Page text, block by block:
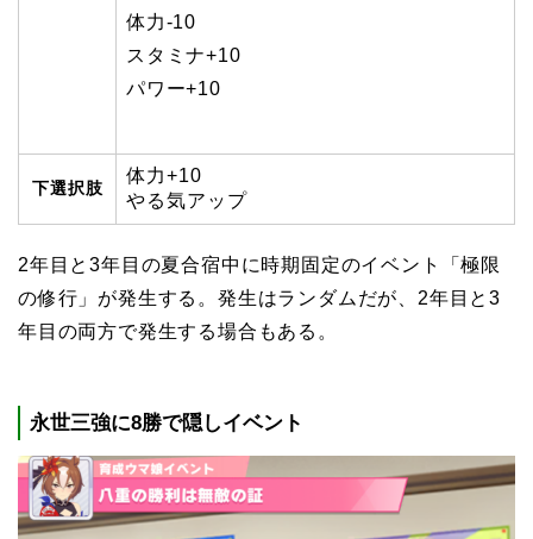
体力-10
スタミナ+10
パワー+10
下選択肢
体力+10
やる気アップ
2年目と3年目の夏合宿中に時期固定のイベント「極限
の修行」が発生する。発生はランダムだが、2年目と3
年目の両方で発生する場合もある。
永世三強に8勝で隠しイベント